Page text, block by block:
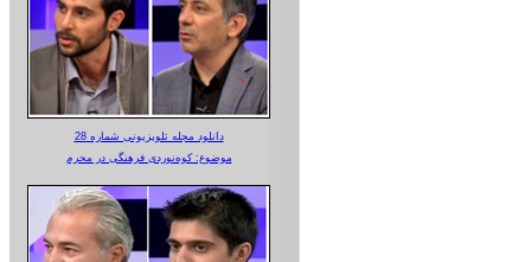
دانلود مجله تلویزیونی شماره 28
موضوع: کوه‌نوردی فرهنگی در محرم